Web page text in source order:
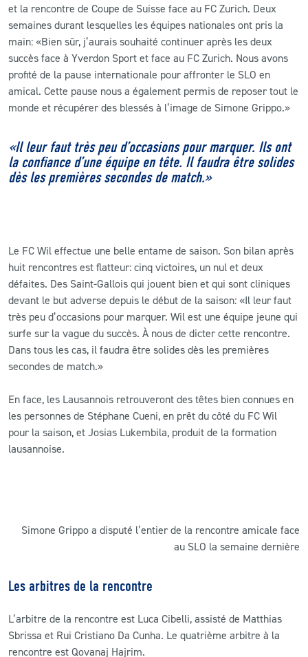
et la rencontre de Coupe de Suisse face au FC Zurich. Deux
semaines durant lesquelles les équipes nationales ont pris la
main: «Bien sûr, j’aurais souhaité continuer après les deux
succès face à Yverdon Sport et face au FC Zurich. Nous avons
profité de la pause internationale pour affronter le SLO en
amical. Cette pause nous a également permis de reposer tout le
monde et récupérer des blessés à l’image de Simone Grippo.»
«Il leur faut très peu d’occasions pour marquer. Ils ont
la confiance d’une équipe en tête. Il faudra être solides
dès les premières secondes de match.»
Le FC Wil effectue une belle entame de saison. Son bilan après
huit rencontres est flatteur: cinq victoires, un nul et deux
défaites. Des Saint-Gallois qui jouent bien et qui sont cliniques
devant le but adverse depuis le début de la saison: «Il leur faut
très peu d’occasions pour marquer. Wil est une équipe jeune qui
surfe sur la vague du succès. À nous de dicter cette rencontre.
Dans tous les cas, il faudra être solides dès les premières
secondes de match.»
En face, les Lausannois retrouveront des têtes bien connues en
les personnes de Stéphane Cueni, en prêt du côté du FC Wil
pour la saison, et Josias Lukembila, produit de la formation
lausannoise.
Simone Grippo a disputé l’entier de la rencontre amicale face
au SLO la semaine dernière
Les arbitres de la rencontre
L’arbitre de la rencontre est Luca Cibelli, assisté de Matthias
Sbrissa et Rui Cristiano Da Cunha. Le quatrième arbitre à la
rencontre est Qovanaj Hajrim.